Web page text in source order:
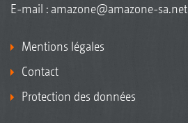
E-mail : amazone@amazone-sa.net
Mentions légales
Contact
Protection des données